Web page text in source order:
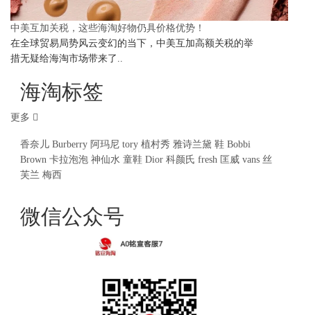
中美互加关税，这些海淘好物仍具价格优势！
在全球贸易局势风云变幻的当下，中美互加高额关税的举
措无疑给海淘市场带来了..
海淘标签
更多
香奈儿 Burberry 阿玛尼 tory 植村秀 雅诗兰黛 鞋 Bobbi
Brown 卡拉泡泡 神仙水 童鞋 Dior 科颜氏 fresh 匡威 vans 丝
芙兰 梅西
微信公众号